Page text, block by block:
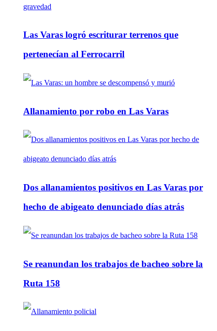
Las Varas logró escriturar terrenos que
pertenecían al Ferrocarril
Allanamiento por robo en Las Varas
Dos allanamientos positivos en Las Varas por
hecho de abigeato denunciado días atrás
Se reanundan los trabajos de bacheo sobre la
Ruta 158